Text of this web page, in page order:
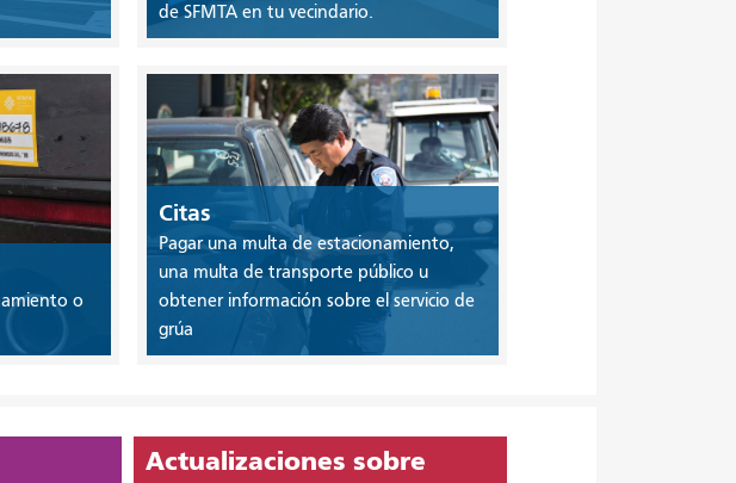
de SFMTA en tu vecindario.
o
Citas
Pagar una multa de estacionamiento,
una multa de transporte público u
obtener información sobre el servicio de
grúa
Actualizaciones sobre